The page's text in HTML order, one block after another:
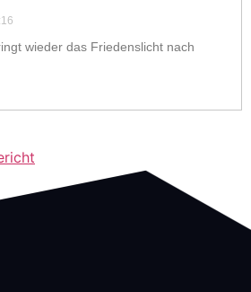
wieder das Friedenslicht nach